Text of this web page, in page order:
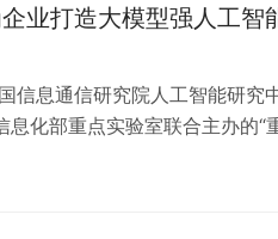
业打造大模型强人工智
信息通信研究院人工智能研究
化部重点实验室联合主办的“